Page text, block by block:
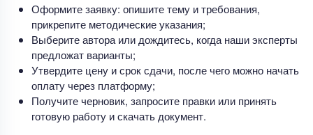
Оформите заявку: опишите тему и требования,
прикрепите методические указания;
Выберите автора или дождитесь, когда наши эксперты
предложат варианты;
Утвердите цену и срок сдачи, после чего можно начать
оплату через платформу;
Получите черновик, запросите правки или принять
готовую работу и скачать документ.